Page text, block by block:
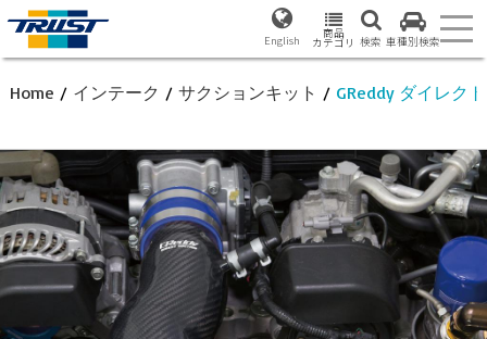
English 商品
カテゴリ 検索 車種別検索
Home / インテーク / サクションキット / GReddy ダイレク